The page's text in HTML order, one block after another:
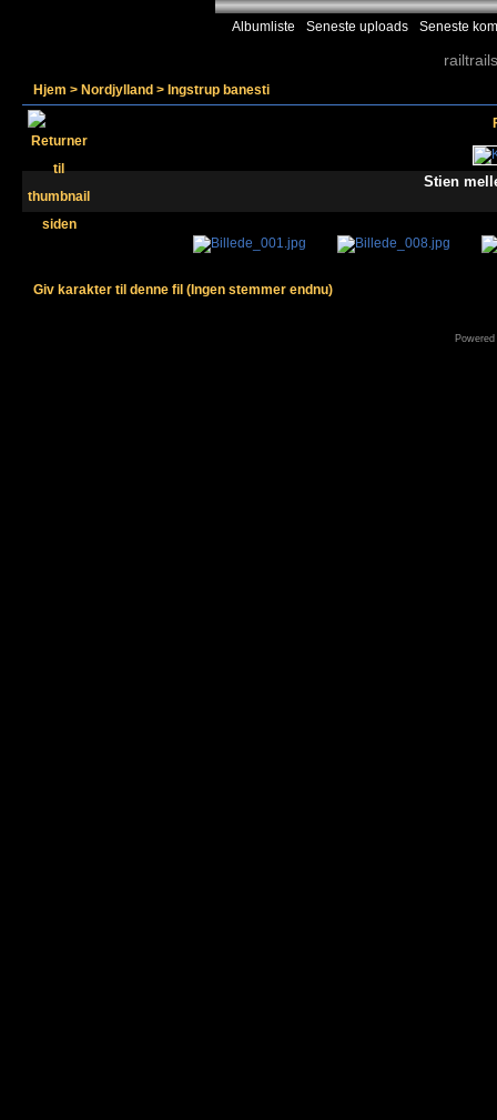
Albumliste Seneste uploads Seneste
Hjem > Nordjylland > Ingstrup banesti
Stien
Giv karakter til denne fil (Ingen stemmer endnu)